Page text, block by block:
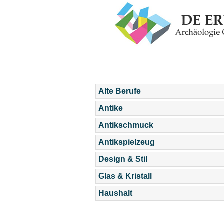
Alte Berufe
Antike
Antikschmuck
Antikspielzeug
Design & Stil
Glas & Kristall
Haushalt